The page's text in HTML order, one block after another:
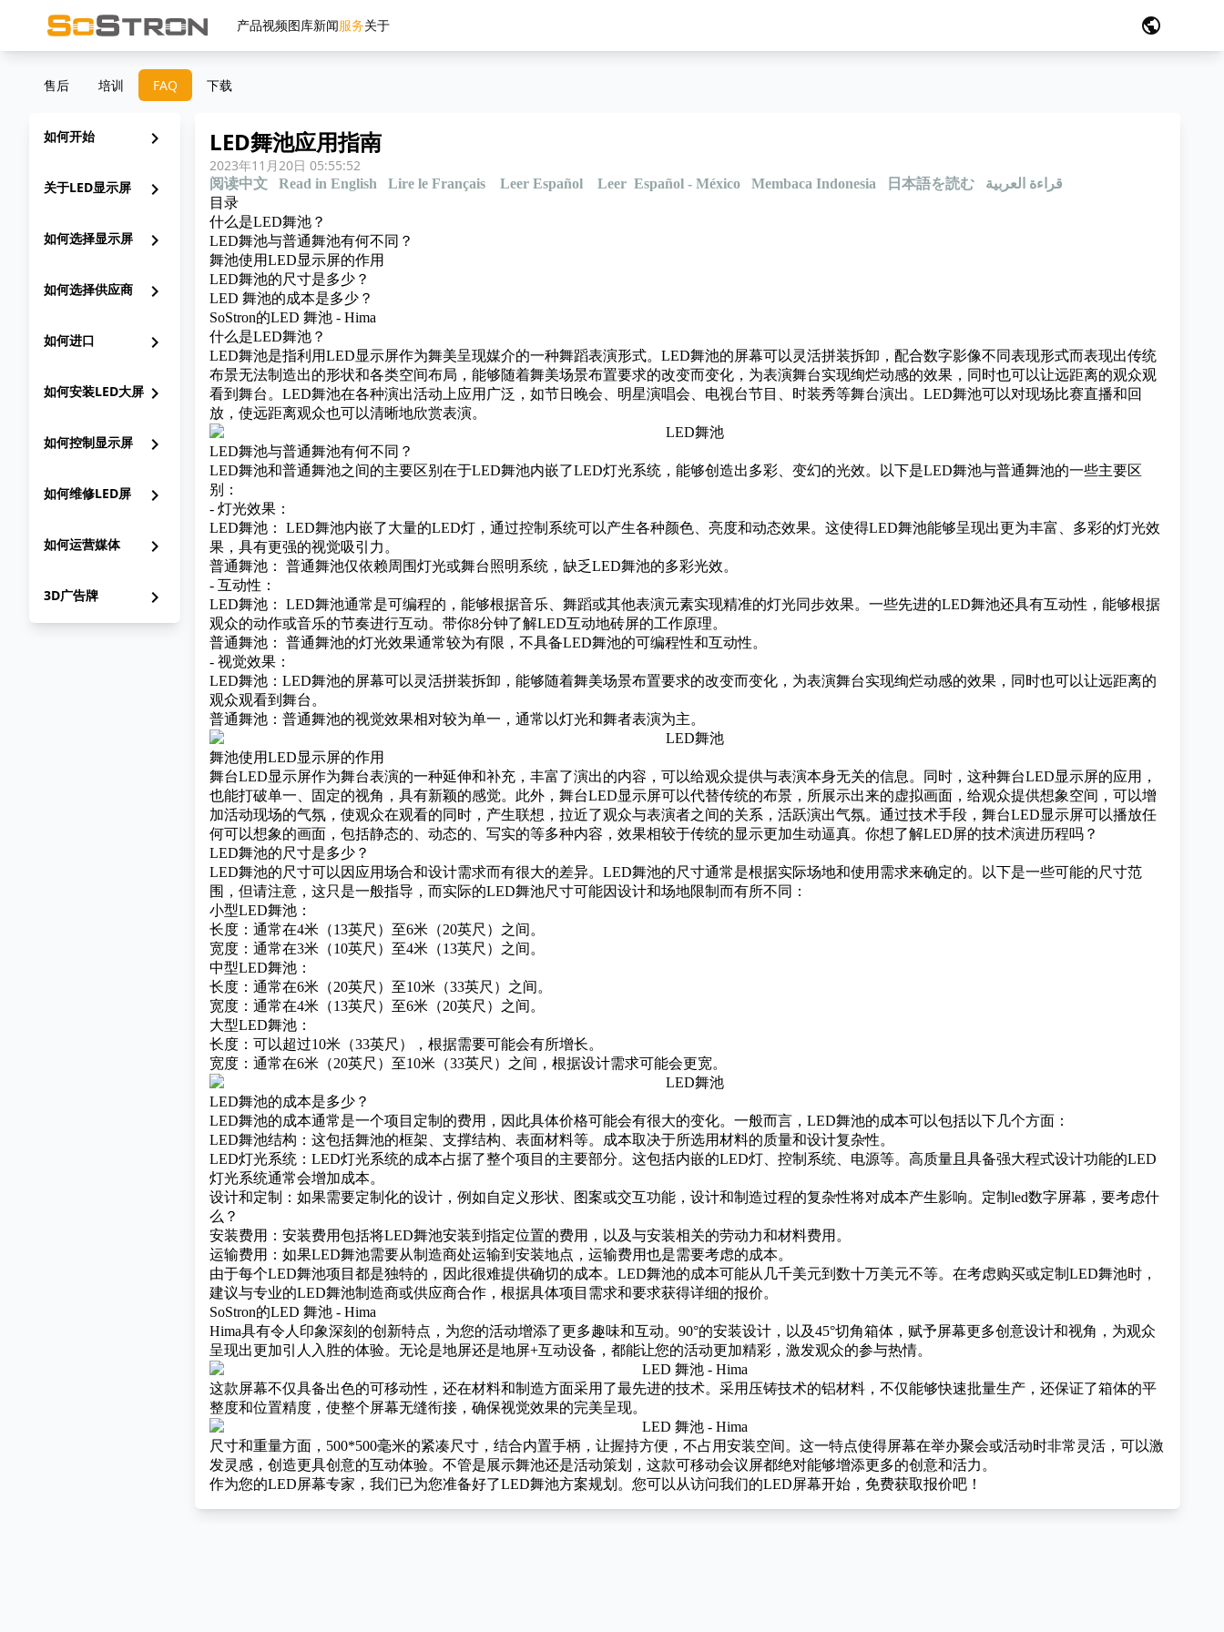
产品视频图库新闻服务关于 public
售后 培训 FAQ 下载
如何开始 chevron_right
关于LED显示屏 chevron_right
如何选择显示屏 chevron_right
如何选择供应商 chevron_right
如何进口 chevron_right
如何安装LED大屏 chevron_right
如何控制显示屏 chevron_right
如何维修LED屏 chevron_right
如何运营媒体 chevron_right
3D广告牌 chevron_right
LED舞池应用指南
2023年11月20日 05:55:52
阅读中文 Read in English Lire le Français Leer Español Leer Español - México Membaca Indonesia 日本語を読む
قراءة العربية
目录
什么是LED舞池？
LED舞池与普通舞池有何不同？
舞池使用LED显示屏的作用
LED舞池的尺寸是多少？
LED 舞池的成本是多少？
SoStron的LED 舞池 - Hima
什么是LED舞池？
LED舞池是指利用LED显示屏作为舞美呈现媒介的一种舞蹈表演形式。LED舞池的屏幕可以灵活拼装拆卸，配合数字影像不同表现形式而表现出传统
布景无法制造出的形状和各类空间布局，能够随着舞美场景布置要求的改变而变化，为表演舞台实现绚烂动感的效果，同时也可以让远距离的观众观
看到舞台。LED舞池在各种演出活动上应用广泛，如节日晚会、明星演唱会、电视台节目、时装秀等舞台演出。LED舞池可以对现场比赛直播和回
放，使远距离观众也可以清晰地欣赏表演。
LED舞池与普通舞池有何不同？
LED舞池和普通舞池之间的主要区别在于LED舞池内嵌了LED灯光系统，能够创造出多彩、变幻的光效。以下是LED舞池与普通舞池的一些主要区
别：
- 灯光效果：
LED舞池： LED舞池内嵌了大量的LED灯 ，通过控制系统可以产生各种颜色、亮度和动态效果。这使得LED舞池能够呈现出更为丰富、多彩的灯光效
果，具有更强的视觉吸引力。
普通舞池： 普通舞池仅依赖周围灯光或舞台照明系统，缺乏LED舞池的多彩光效。
- 互动性：
LED舞池： LED舞池通常是可编程的，能够根据音乐、舞蹈或其他表演元素实现精准的灯光同步效果。一些先进的LED舞池还具有互动性，能够根据
观众的动作或音乐的节奏进行互动。 带你8分钟了解LED互动地砖屏的工作原理。
普通舞池： 普通舞池的灯光效果通常较为有限，不具备LED舞池的可编程性和互动性。
- 视觉效果：
LED舞池：LED舞池的屏幕可以灵活拼装拆卸，能够随着舞美场景布置要求的改变而变化，为表演舞台实现绚烂动感的效果，同时也可以让远距离的
观众观看到舞台。
普通舞池：普通舞池的视觉效果相对较为单一，通常以灯光和舞者表演为主。
舞池使用LED显示屏的作用
舞台LED显示屏作为舞台表演的一种延伸和补充，丰富了演出的内容，可以给观众提供与表演本身无关的信息。同时，这种舞台LED显示屏的应用，
也能打破单一、固定的视角，具有新颖的感觉。此外，舞台LED显示屏可以代替传统的布景，所展示出来的虚拟画面，给观众提供想象空间，可以增
加活动现场的气氛，使观众在观看的同时，产生联想，拉近了观众与表演者之间的关系，活跃演出气氛。通过技术手段，舞台LED显示屏可以播放任
何可以想象的画面，包括静态的、动态的、写实的等多种内容，效果相较于传统的显示更加生动逼真。 你想了解LED屏的技术演进历程吗？
LED舞池的尺寸是多少？
LED舞池的尺寸可以因应用场合和设计需求而有很大的差异。LED舞池的尺寸通常是根据实际场地和使用需求来确定的。以下是一些可能的尺寸范
围，但请注意，这只是一般指导，而实际的LED舞池尺寸可能因设计和场地限制而有所不同：
小型LED舞池：
长度：通常在4米（13英尺）至6米（20英尺）之间。
宽度：通常在3米（10英尺）至4米（13英尺）之间。
中型LED舞池：
长度：通常在6米（20英尺）至10米（33英尺）之间。
宽度：通常在4米（13英尺）至6米（20英尺）之间。
大型LED舞池：
长度：可以超过10米（33英尺），根据需要可能会有所增长。
宽度：通常在6米（20英尺）至10米（33英尺）之间，根据设计需求可能会更宽。
LED舞池的成本是多少？
LED舞池的成本通常是一个项目定制的费用，因此具体价格可能会有很大的变化。一般而言，LED舞池的成本可以包括以下几个方面：
LED舞池结构：这包括舞池的框架、支撑结构、表面材料等。成本取决于所选用材料的质量和设计复杂性。
LED灯光系统：LED灯光系统的成本占据了整个项目的主要部分。这包括内嵌的LED灯、控制系统、电源等。高质量且具备强大程式设计功能的LED
灯光系统通常会增加成本。
设计和定制：如果需要定制化的设计，例如自定义形状、图案或交互功能，设计和制造过程的复杂性将对成本产生影响。 定制led数字屏幕，要考虑什
么？
安装费用：安装费用包括将LED舞池安装到指定位置的费用，以及与安装相关的劳动力和材料费用。
运输费用：如果LED舞池需要从制造商处运输到安装地点，运输费用也是需要考虑的成本。
由于每个LED舞池项目都是独特的，因此很难提供确切的成本。LED舞池的成本可能从几千美元到数十万美元不等。在考虑购买或定制LED舞池时，
建议与专业的LED舞池制造商或供应商合作，根据具体项目需求和要求获得详细的报价。
SoStron的LED 舞池 - Hima
Hima具有令人印象深刻的创新特点，为您的活动增添了更多趣味和互动。90°的安装设计，以及45°切角箱体，赋予屏幕更多创意设计和视角，为观众
呈现出更加引人入胜的体验。无论是地屏还是地屏+互动设备，都能让您的活动更加精彩，激发观众的参与热情。
这款屏幕不仅具备出色的可移动性，还在材料和制造方面采用了最先进的技术。采用压铸技术的铝材料，不仅能够快速批量生产，还保证了箱体的平
整度和位置精度，使整个屏幕无缝衔接，确保视觉效果的完美呈现。
尺寸和重量方面，500*500毫米的紧凑尺寸，结合内置手柄，让握持方便，不占用安装空间。这一特点使得屏幕在举办聚会或活动时非常灵活，可以激
发灵感，创造更具创意的互动体验。不管是展示舞池还是活动策划，这款可移动会议屏都绝对能够增添更多的创意和活力。
作为您的LED屏幕专家，我们已为您准备好了LED舞池方案规划。您可以从访问我们的LED屏幕开始，免费获取报价吧！